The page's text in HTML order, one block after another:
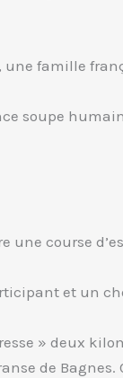
une famille
soupe
course
et un
» deux
de Bagnes.